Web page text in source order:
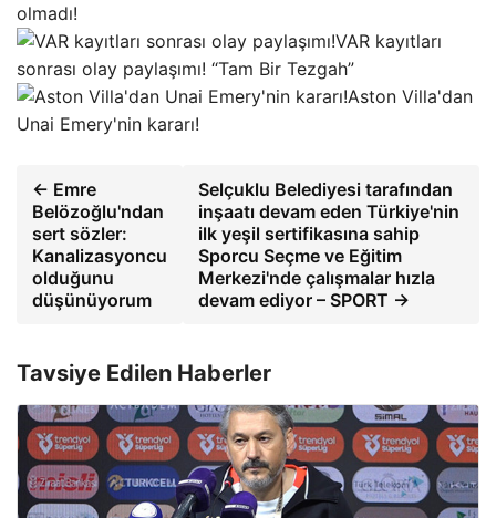
olmadı!
VAR kayıtları
sonrası olay paylaşımı! “Tam Bir Tezgah”
Aston Villa'dan
Unai Emery'nin kararı!
← Emre
Belözoğlu'ndan
sert sözler:
Kanalizasyoncu
olduğunu
düşünüyorum
Selçuklu Belediyesi tarafından
inşaatı devam eden Türkiye'nin
ilk yeşil sertifikasına sahip
Sporcu Seçme ve Eğitim
Merkezi'nde çalışmalar hızla
devam ediyor – SPORT →
Tavsiye Edilen Haberler